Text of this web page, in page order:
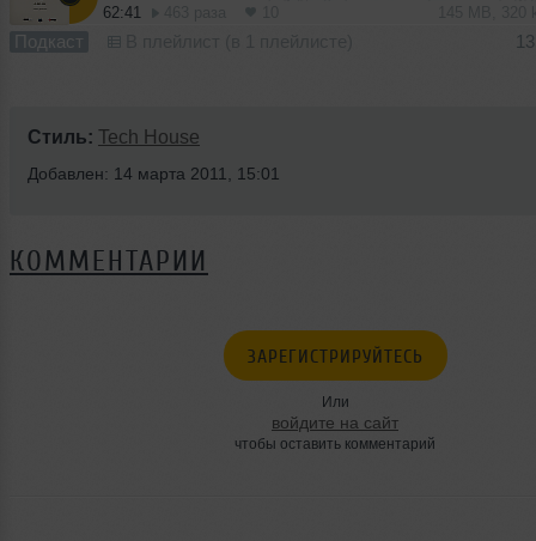
62:41
Подкаст
Стиль: Tech House
Добавлен: 14 марта 2011, 15:01
КОММЕНТАРИИ
ЗАРЕГИСТРИРУЙТЕСЬ
Или
войдите на сайт
чтобы оставить комментарий